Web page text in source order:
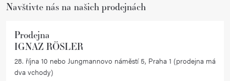
Navštivte nás na našich prodejnách
Prodejna
IGNAZ RÖSLER
28. října 10 nebo Jungmannovo náměstí 5, Praha 1 (prodejna má
dva vchody)